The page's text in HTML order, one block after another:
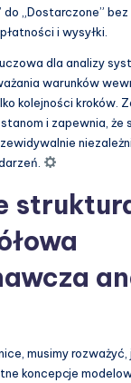
do „Dostarczone”
i wysyłki.
dla analizy
warunków
kolejności kroków.
i zapewnia, że
musimy
koncepcje